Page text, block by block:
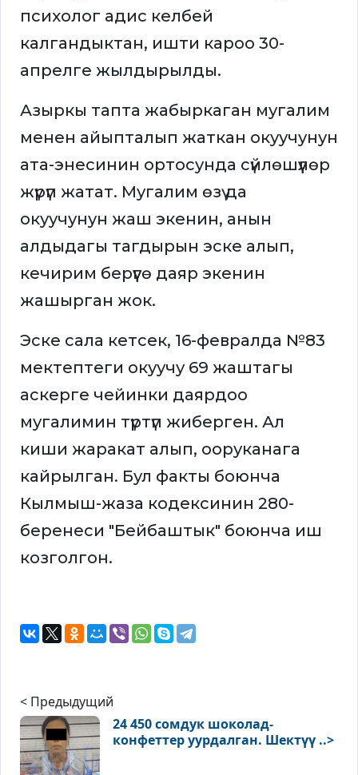
психолог адис келбей
калгандыктан, ишти кароо 30-
апрелге жылдырылды.
Азыркы тапта жабыркаган мугалим
менен айыпталып жаткан окуучунун
ата-энесинин ортосунда сүйлөшүүлөр
жүрүп жатат. Мугалим өзү да
окуучунун жаш экенин, анын
алдыдагы тагдырын эске алып,
кечирим берүүгө даяр экенин
жашырган жок.
Эске сала кетсек, 16-февралда №83
мектептеги окуучу 69 жаштагы
аскерге чейинки даярдоо
мугалимин түртүп жиберген. Ал
киши жаракат алып, ооруканага
кайрылган. Бул факты боюнча
Кылмыш-жаза кодексинин 280-
беренеси "Бейбаштык" боюнча иш
козголгон.
< Предыдущий
24 450 сомдук шоколад-
конфеттер уурдалган. Шектүү ..>